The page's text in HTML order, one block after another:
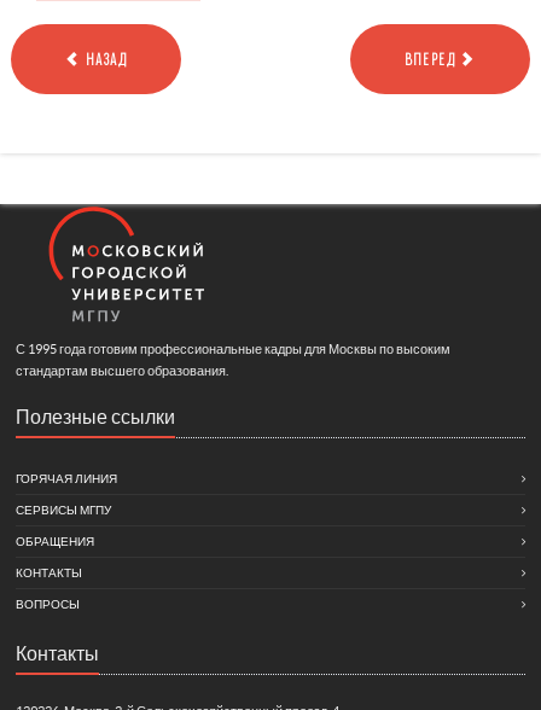
НАЗАД ВПЕРЕД
С 1995 года готовим профессиональные кадры для Москвы по высоким
стандартам высшего образования.
Полезные ссылки
ГОРЯЧАЯ ЛИНИЯ
СЕРВИСЫ МГПУ
ОБРАЩЕНИЯ
КОНТАКТЫ
ВОПРОСЫ
Контакты